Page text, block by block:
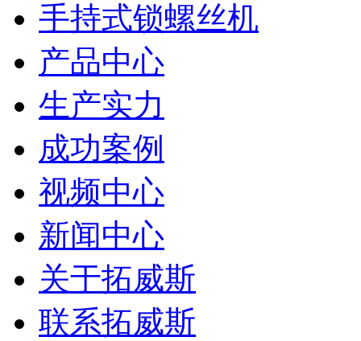
手持式锁螺丝机
产品中心
生产实力
成功案例
视频中心
新闻中心
关于拓威斯
联系拓威斯